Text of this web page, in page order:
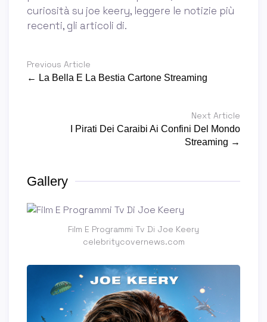
curiosità su joe keery, leggere le notizie più
recenti, gli articoli di.
Previous Article
← La Bella E La Bestia Cartone Streaming
Next Article
I Pirati Dei Caraibi Ai Confini Del Mondo
Streaming →
Gallery
Film E Programmi Tv Di Joe Keery
celebritycovernews.com